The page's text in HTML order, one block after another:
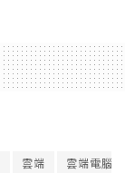
雲端 雲端電腦